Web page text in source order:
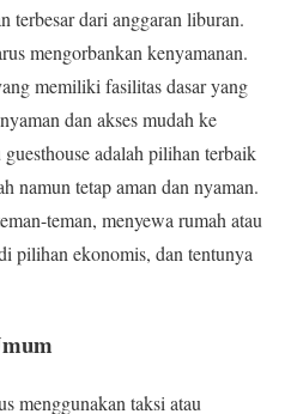
terbesar dari anggaran liburan.
mengorbankan kenyamanan.
memiliki fasilitas dasar yang
dan akses mudah ke
adalah pilihan terbaik
namun tetap aman dan nyaman.
teman, menyewa rumah atau
pilihan ekonomis, dan tentunya
menggunakan taksi atau